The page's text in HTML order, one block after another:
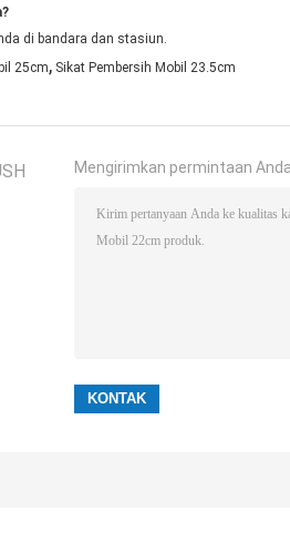
di bandara dan stasiun.
25cm, Sikat Pembersih Mobil 23.5cm
Mengirimkan permintaan